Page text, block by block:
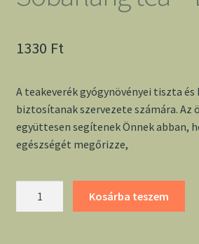
1330 Ft
A teakeverék gyógynövényei tiszta
biztosítanak szervezete számára. Az
együttesen segítenek Önnek abban,
egészségét megőrizze,
Kosárba teszem